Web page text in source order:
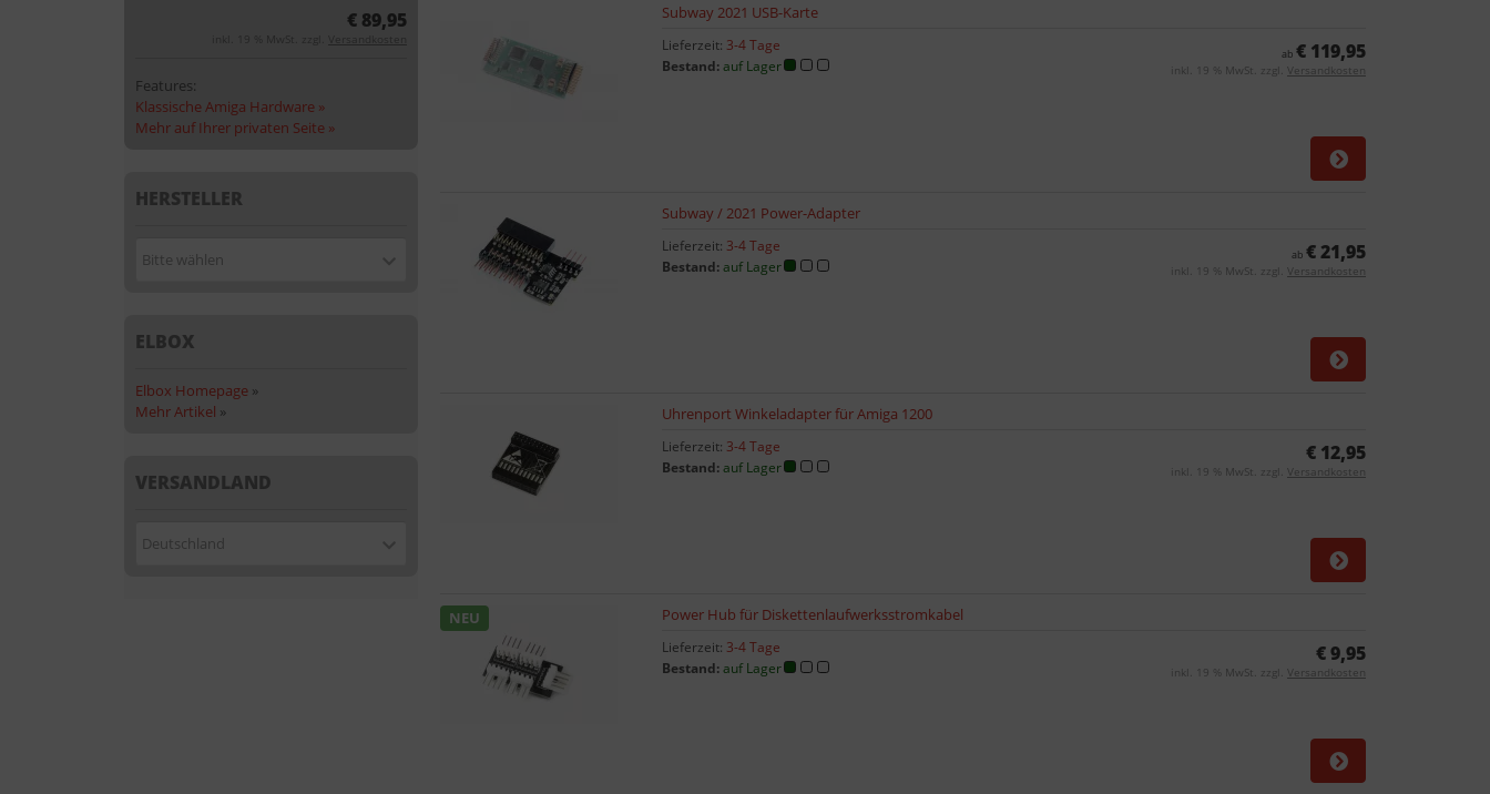
Subway 2021 USB-Karte
Lieferzeit: 3-4 Tage
Bestand:auf Lager
ab € 119,95
inkl. 19 % MwSt. zzgl. Versandkosten
Subway / 2021 Power-Adapter
Lieferzeit: 3-4 Tage
Bestand:auf Lager
ab € 21,95
inkl. 19 % MwSt. zzgl. Versandkosten
Uhrenport Winkeladapter für Amiga 1200
Lieferzeit: 3-4 Tage
Bestand:auf Lager
€ 12,95
inkl. 19 % MwSt. zzgl. Versandkosten
NEU Power Hub für Diskettenlaufwerksstromkabel
Lieferzeit: 3-4 Tage
Bestand:auf Lager
€ 9,95
inkl. 19 % MwSt. zzgl. Versandkosten
€ 89,95
inkl. 19 % MwSt. zzgl.
Features:
Klassische Amiga Hardware »
Mehr auf Ihrer privaten Seite »
HERSTELLER
Bitte wählen
ELBOX
Elbox Homepage »
Mehr Artikel »
VERSANDLAND
Deutschland